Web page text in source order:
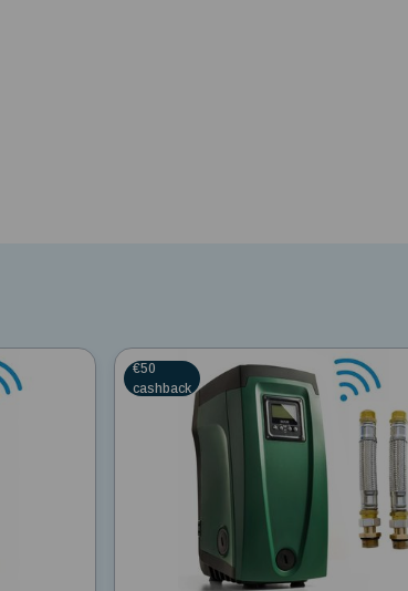
4.5
€50
cashback